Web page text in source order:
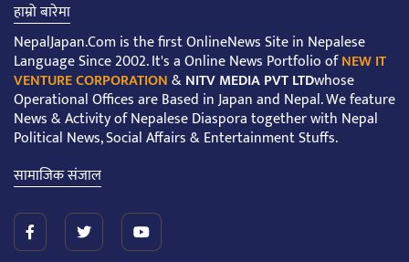
हाम्रो बारेमा
NepalJapan.Com is the first OnlineNews Site in Nepalese
Language Since 2002. It's a Online News Portfolio ofNEW IT
VENTURE CORPORATION&NITV MEDIA PVT LTDwhose
Operational Offices are Based in Japan and Nepal. We feature
News & Activity of Nepalese Diaspora together with Nepal
Political News, Social Affairs & Entertainment Stuffs.
सामाजिक संजाल